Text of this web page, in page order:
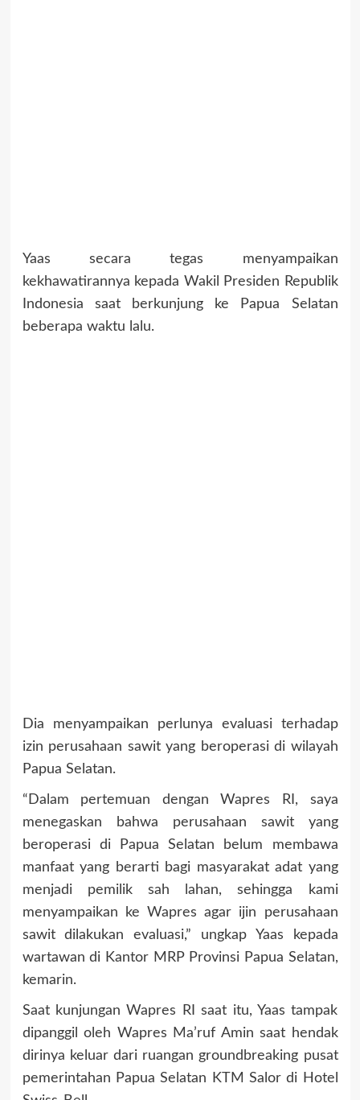
Yaas secara tegas menyampaikan
kekhawatirannya kepada Wakil Presiden Republik
Indonesia saat berkunjung ke Papua Selatan
beberapa waktu lalu.
Dia menyampaikan perlunya evaluasi terhadap
izin perusahaan sawit yang beroperasi di wilayah
Papua Selatan.
“Dalam pertemuan dengan Wapres RI, saya
menegaskan bahwa perusahaan sawit yang
beroperasi di Papua Selatan belum membawa
manfaat yang berarti bagi masyarakat adat yang
menjadi pemilik sah lahan, sehingga kami
menyampaikan ke Wapres agar ijin perusahaan
sawit dilakukan evaluasi,” ungkap Yaas kepada
wartawan di Kantor MRP Provinsi Papua Selatan,
kemarin.
Saat kunjungan Wapres RI saat itu, Yaas tampak
dipanggil oleh Wapres Ma’ruf Amin saat hendak
dirinya keluar dari ruangan groundbreaking pusat
pemerintahan Papua Selatan KTM Salor di Hotel